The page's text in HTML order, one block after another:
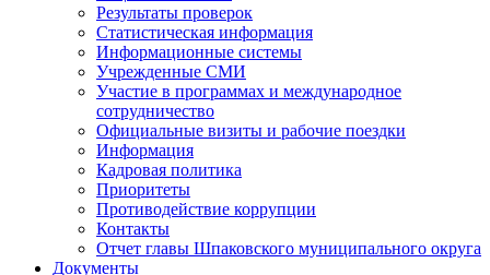
Результаты проверок
Статистическая информация
Информационные системы
Учрежденные СМИ
Участие в программах и международное
сотрудничество
Официальные визиты и рабочие поездки
Информация
Кадровая политика
Приоритеты
Противодействие коррупции
Контакты
Отчет главы Шпаковского муниципального округа
Документы